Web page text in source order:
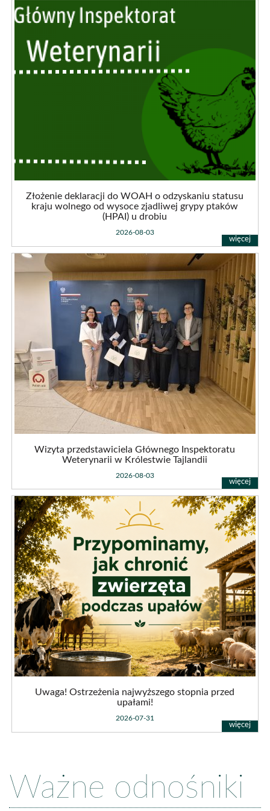
Złożenie
deklaracji
WOAH
statusu
ptaków
drobiuZłożenie deklaracji do WOAH o odzyskaniu statusu
kraju wolnego od wysoce zjadliwej grypy ptaków
(HPAI) u drobiu
2026-08-03
Wizyta
przedstawiciela
Inspektoratu
Weterynarii
Tajlandii
Wizyta przedstawiciela Głównego Inspektoratu
Weterynarii w Królestwie Tajlandii
2026-08-03
Uwaga!
Ostrzeżenia
najwyższego
stopnia
przed
upałami!
Uwaga! Ostrzeżenia najwyższego stopnia przed
upałami!
2026-07-31
Ważne odnośniki